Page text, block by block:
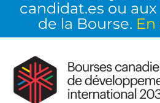
candidat.es ou
de la Bourse. En